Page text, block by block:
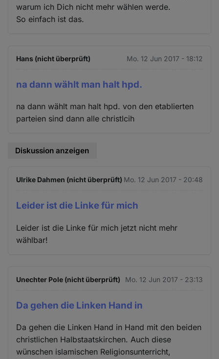
warum ich Dich nicht mehr wählen werde.
So einfach ist das.
Hans (nicht überprüft) Mo. 12 Jun 2017 - 18:12
na dann wählt man halt hpd.
na dann wählt man halt hpd. von den etablierten
parteien sind dann alle christlcih
Diskussion anzeigen
Ulrike Dahmen (nicht überprüft) Mo. 12 Jun 2017 - 20:48
Leider ist die Linke für mich
Leider ist die Linke für mich jetzt nicht mehr
wählbar!
Unechter Pole (nicht überprüft) Mo. 12 Jun 2017 - 23:13
Da gehen die Linken Hand in
Da gehen die Linken Hand in Hand mit den beiden
christlichen Halbstaatskirchen. Auch diese
wünschen islamischen Religionsunterricht,